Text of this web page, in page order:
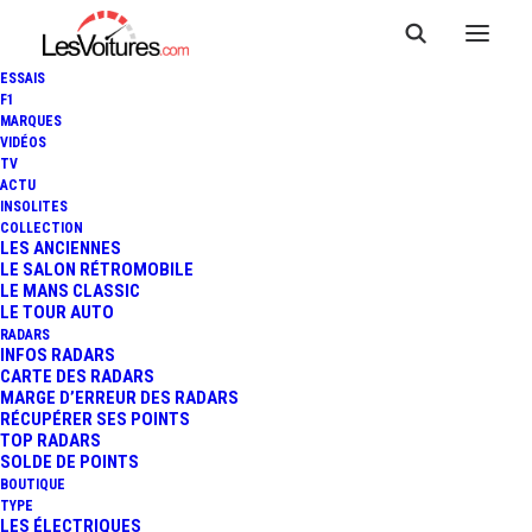
ESSAIS
F1
MARQUES
VIDÉOS
TV
ACTU
INSOLITES
COLLECTION
LES ANCIENNES
LE SALON RÉTROMOBILE
LE MANS CLASSIC
LE TOUR AUTO
RADARS
INFOS RADARS
CARTE DES RADARS
MARGE D’ERREUR DES RADARS
RÉCUPÉRER SES POINTS
TOP RADARS
SOLDE DE POINTS
BOUTIQUE
TYPE
LES ÉLECTRIQUES
17 février 2014
FIAT 500L BEATS